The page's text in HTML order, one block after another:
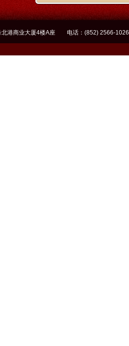
号北港商业大厦4楼A座 电话：(852)